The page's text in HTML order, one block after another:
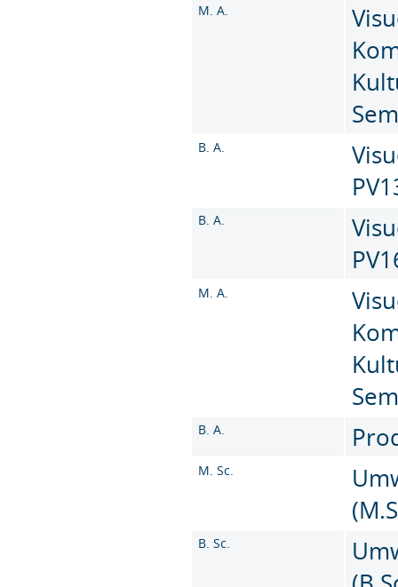
M. A.
B. A.
B. A.
M. A.
B. A.
M. Sc.
B. Sc.